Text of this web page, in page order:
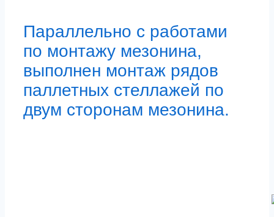
Параллельно с работами
по монтажу мезонина,
выполнен монтаж рядов
паллетных стеллажей по
двум сторонам мезонина.